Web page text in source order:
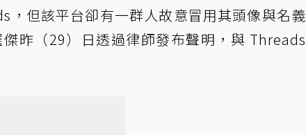
，但該平台卻有一群人故意冒用其頭像與名義
昨（29）日透過律師發布聲明，與 Threads